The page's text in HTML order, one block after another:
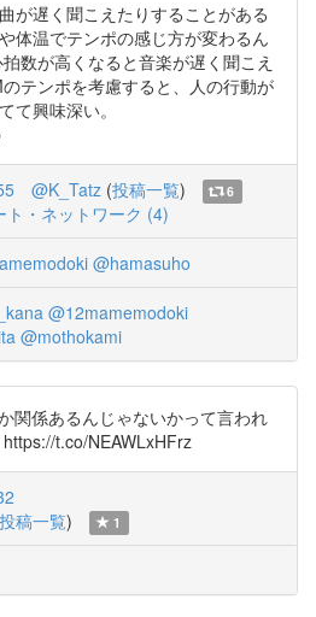
が遅く聞こえたりすることがある
体温でテンポの感じ方が変わるん
数が高くなると音楽が遅く聞こえ
テンポを考慮すると、人の行動が
て興味深い。
@K_Tatz (投稿一覧)
6
ト・ネットワーク (4)
@hamasuho
@12mamemodoki
@mothokami
関係あるんじゃないかって言われ
t.co/NEAWLxHFrz
投稿一覧) 1